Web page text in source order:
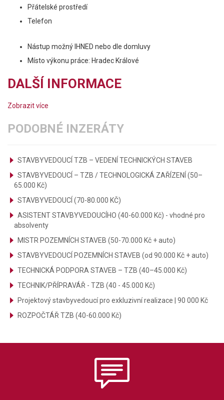
Přátelské prostředí
Telefon
Nástup možný IHNED nebo dle domluvy
Místo výkonu práce: Hradec Králové
DALŠÍ INFORMACE
Zobrazit více
PODOBNÉ INZERÁTY
STAVBYVEDOUCÍ TZB – VEDENÍ TECHNICKÝCH STAVEB
STAVBYVEDOUCÍ – TZB / TECHNOLOGICKÁ ZAŘÍZENÍ (50–
65.000 Kč)
STAVBYVEDOUCÍ (70-80.000 KČ)
ASISTENT STAVBYVEDOUCÍHO (40-60.000 Kč) - vhodné pro
absolventy
MISTR POZEMNÍCH STAVEB (50-70.000 Kč + auto)
STAVBYVEDOUCÍ POZEMNÍCH STAVEB (od 90.000 Kč + auto)
TECHNICKÁ PODPORA STAVEB – TZB (40–45.000 Kč)
TECHNIK/PŘÍPRAVÁŘ - TZB (40 - 45.000 Kč)
Projektový stavbyvedoucí pro exkluzivní realizace | 90 000 Kč
ROZPOČTÁŘ TZB (40-60.000 Kč)